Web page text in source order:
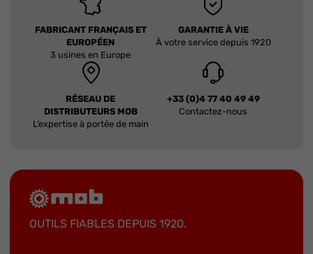
FABRICANT FRANÇAIS ET
EUROPÉEN
3 usines en Europe
GARANTIE À VIE
À votre service depuis 1920
RÉSEAU DE
DISTRIBUTEURS MOB
L’expertise à portée de main
+33 (0)4 77 40 49 49
Contactez-nous
OUTILS FIABLES DEPUIS 1920.